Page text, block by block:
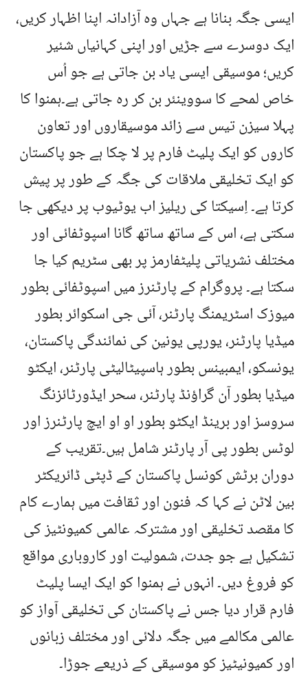
ایسی جگہ بنانا ہے جہاں وہ آزادانہ اپنا اظہار کریں،
ایک دوسرے سے جڑیں اور اپنی کہانیاں شئیر
کریں؛ موسیقی ایسی یاد بن جاتی ہے جو اُس
خاص لمحے کا سووینئر بن کر رہ جاتی ہے۔ہمنوا کا
پہلا سیزن تیس سے زائد موسیقاروں اور تعاون
کاروں کو ایک پلیٹ فارم پر لا چکا ہے جو پاکستان
کو ایک تخلیقی ملاقات کی جگہ کے طور پر پیش
کرتا ہے۔ اِسیکتا کی ریلیز اب یوٹیوب پر دیکھی جا
سکتی ہے، اس کے ساتھ ساتھ گانا اسپوٹفائی اور
مختلف نشریاتی پلیٹفارمز پر بھی سٹریم کیا جا
سکتا ہے۔ پروگرام کے پارٹنرز میں اسپوٹفائی بطور
میوزک اسٹریمنگ پارٹنر، آئی جی اسکوائر بطور
میڈیا پارٹنر، یورپی یونین کی نمائندگی پاکستان،
یونسکو، ایمبینس بطور ہاسپیٹالیٹی پارٹنر، ایکٹو
میڈیا بطور آن گراؤنڈ پارٹنر، سحر ایڈورٹائزنگ
سروسز اور برینڈ ایکٹو بطور او او ایچ پارٹنرز اور
لوٹس بطور پی آر پارٹنر شامل ہیں۔تقریب کے
دوران برٹش کونسل پاکستان کے ڈپٹی ڈائریکٹر
بین لاٹن نے کہا کہ فنون اور ثقافت میں ہمارے کام
کا مقصد تخلیقی اور مشترکہ عالمی کمیونٹیز کی
تشکیل ہے جو جدت، شمولیت اور کاروباری مواقع
کو فروغ دیں۔ انہوں نے ہمنوا کو ایک ایسا پلیٹ
فارم قرار دیا جس نے پاکستان کی تخلیقی آواز کو
عالمی مکالمے میں جگہ دلائی اور مختلف زبانوں
اور کمیونیٹیز کو موسیقی کے ذریعے جوڑا۔